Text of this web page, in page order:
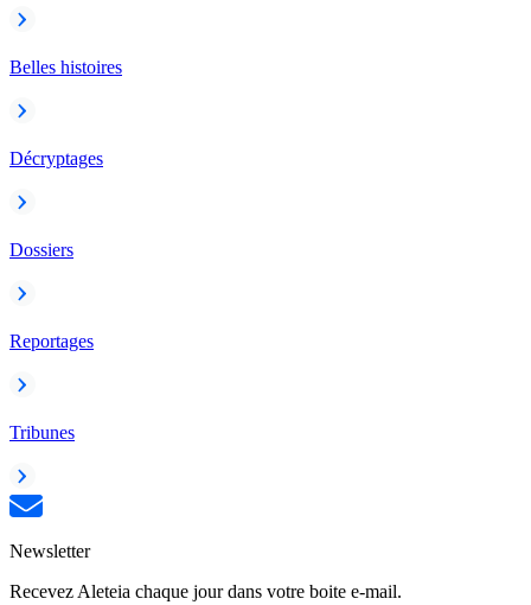
Belles histoires
Décryptages
Dossiers
Reportages
Tribunes
Newsletter
Recevez Aleteia chaque jour dans votre boite e-mail.